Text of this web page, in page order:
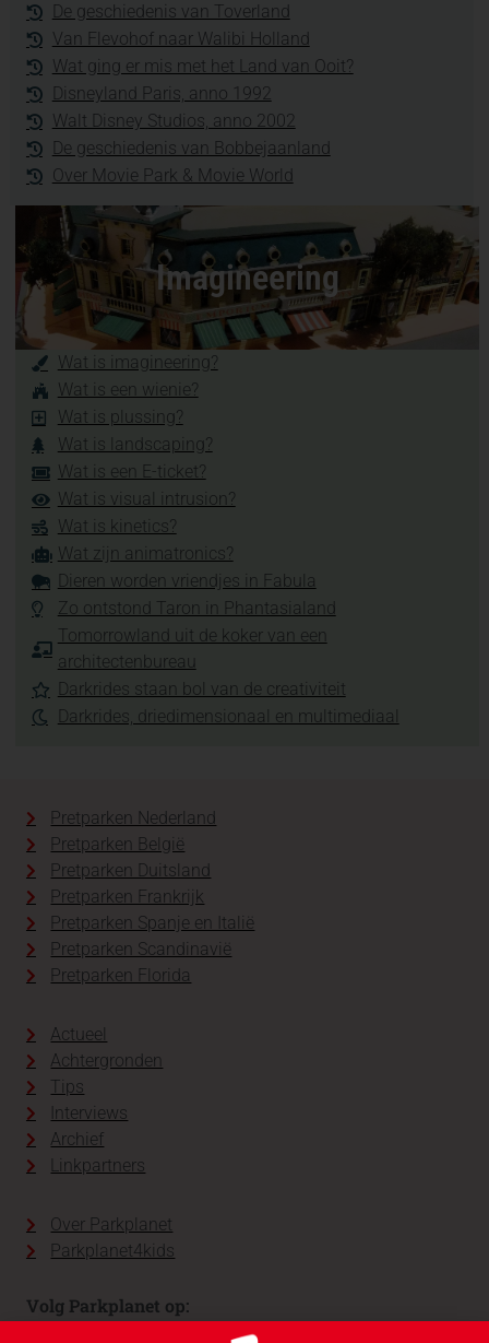
De geschiedenis van Toverland
Van Flevohof naar Walibi Holland
Wat ging er mis met het Land van Ooit?
Disneyland Paris, anno 1992
Walt Disney Studios, anno 2002
De geschiedenis van Bobbejaanland
Over Movie Park & Movie World
Imagineering
Wat is imagineering?
Wat is een wienie?
Wat is plussing?
Wat is landscaping?
Wat is een E-ticket?
Wat is visual intrusion?
Wat is kinetics?
Wat zijn animatronics?
Dieren worden vriendjes in Fabula
Zo ontstond Taron in Phantasialand
Tomorrowland uit de koker van een
architectenbureau
Darkrides staan bol van de creativiteit
Darkrides, driedimensionaal en multimediaal
Pretparken Nederland
Pretparken België
Pretparken Duitsland
Pretparken Frankrijk
Pretparken Spanje en Italië
Pretparken Scandinavië
Pretparken Florida
Actueel
Achtergronden
Tips
Interviews
Archief
Linkpartners
Over Parkplanet
Parkplanet4kids
Volg Parkplanet op: